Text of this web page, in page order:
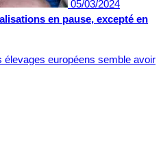
05/03/2024
en pause, excepté en
européens semble avoir